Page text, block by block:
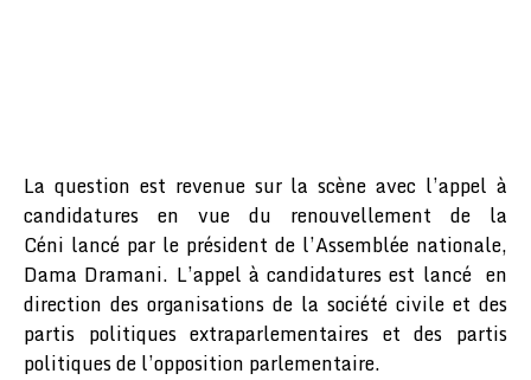
La question est revenue sur la scène avec l’appel à
candidatures en vue du renouvellement de la
Céni lancé par le président de l’Assemblée nationale,
Dama Dramani. L’appel à candidatures est lancé en
direction des organisations de la société civile et des
partis politiques extraparlementaires et des partis
politiques de l’opposition parlementaire.